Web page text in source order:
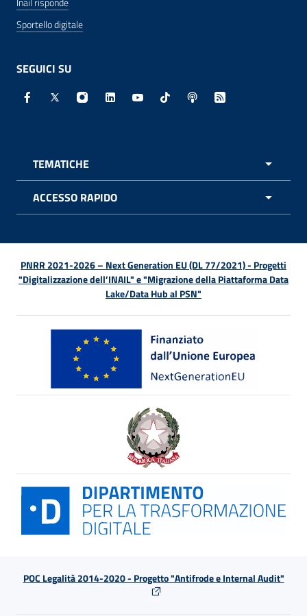
Sportello digitale
SEGUICI SU
Facebook - Sito esterno - Apertura in nuova finestra
X - Sito esterno - Apertura in nuova finestra
Instagram - Sito esterno - Apertura in
Linkedin - Sito esterno - Apertura in
Youtube - Sito esterno -
TikTok - Sito esterno -
Spreaker - Sito
Feed RSS -
TEMATICHE
ACCESSO RAPIDO
PNRR 2021-2026 – Next Generation EU (DL 77/2021) - Progetti
"Digitalizzazione dell’INAIL" e "Migrazione della Piattaforma Data
Lake/Data Hub al PSN"
POC Legalità 2014-2020 - Progetto "Antifrode e Internal Audit"